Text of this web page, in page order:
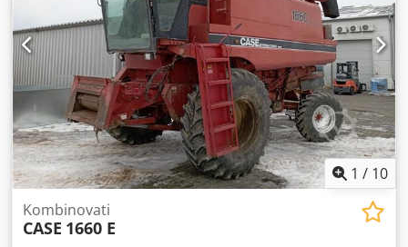
1 / 10
Kombinovati
CASE 1660 E